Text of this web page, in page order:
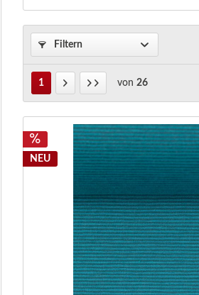
Filtern
1 von 26
NEU